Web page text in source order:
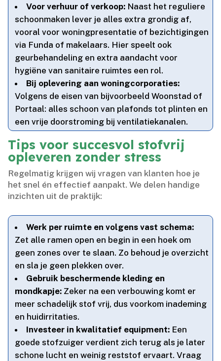
Voor verhuur of verkoop: Naast het reguliere
schoonmaken lever je alles extra grondig af,
vooral voor woningpresentatie of bezichtigingen
via Funda of makelaars.​ Hier speelt ook
geurbehandeling en extra aandacht voor
hygiëne van sanitaire ruimtes een rol.​
Bij oplevering aan woningcorporaties:
Volgens de eisen van bijvoorbeeld Woonstad of
Portaal: alles schoon van plafonds tot plinten en
een vrije doorstroming bij ventilatiekanalen.​
Tips voor succesvol stofvrij
opleveren zonder stress
Regelmatig krijgen wij vragen van klanten hoe je
het snel én effectief aanpakt.​ We delen handige
inzichten uit de praktijk:
Werk per ruimte en volgens vast schema:
Zet alle ramen open en begin in een hoek om
geen zones over te slaan.​ Zo behoud je overzicht
en sla je geen plekken over.​
Gebruik beschermende kleding en
mondkapje: Zeker na een verbouwing komt er
meer schadelijk stof vrij, dus voorkom inademing
en huidirritaties.​
Investeer in kwalitatief equipment: Een
goede stofzuiger verdient zich terug als je later
schone lucht en weinig reststof ervaart.​ Vraag